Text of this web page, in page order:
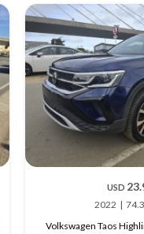
USD
2022
Volkswagen Taos